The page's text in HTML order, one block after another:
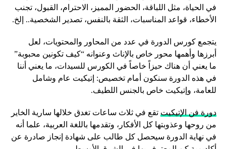
في الحياة، مثل اللباقة، الحضور المميز، الاحترام، القبول، تجنب
الأخطاء، قواعد المناسبات، الثقة بالنفس، تصدير الشخصية.. إلخ.
يتجمع كورس الدورة في عدد من المحاور والمحتويات، لعل
أبرزها وأهمها محور خاص بالإناث وعنوانه “كيف تكونين محبوبة”
ما يعني أن هناك حيزاً خاصاً في الكورس للسيدات، ما يعني أننا
في هذه الدورة سنكون أمام تخصيص: إتيكيت عام وشامل
للعامة، وإتيكيت خاص بالجنس اللطيف.
دورة فن الإتيكيت تقع في ثلاث ساعات تغدق خلالها سارية الخاير
من روحها وعذوبتها كل الأفكار، وتقدمها باللغة العربية، علما أنه
في نهاية الدورة سيحصل كل طالب على شهادة إنجاز صادرة عن